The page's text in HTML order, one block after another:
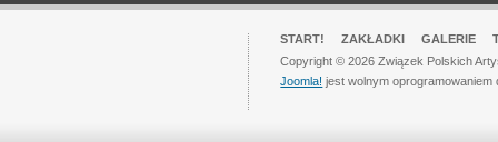
START! ZAKŁADKI GALERIE
Copyright © 2026 Związek Polskich
Joomla! jest wolnym